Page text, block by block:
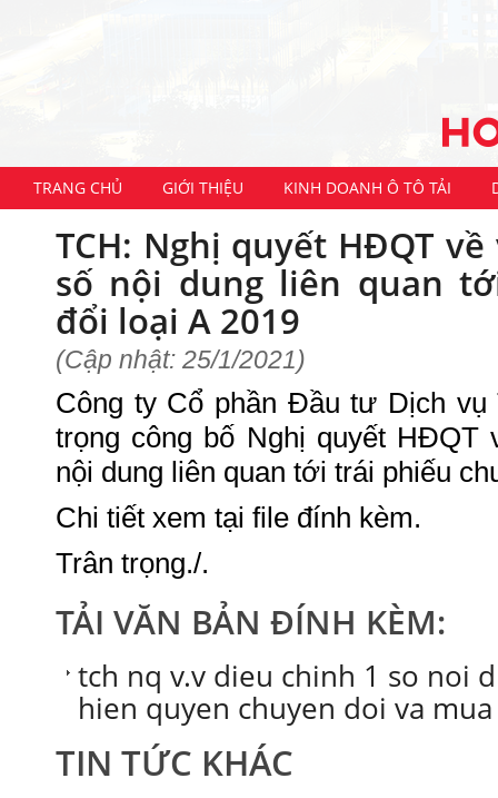
TRANG CHỦ GIỚI THIỆU KINH DOANH Ô TÔ TẢI
TCH: Nghị quyết HĐQT
số nội dung liên quan
đổi loại A 2019
(Cập nhật: 25/1/2021)
Công ty Cổ phần Đầu tư Dịch vụ
trọng công bố Nghị quyết HĐQT
nội dung liên quan tới trái phiếu
Chi tiết xem tại file đính kèm.
Trân trọng./.
TẢI VĂN BẢN ĐÍNH KÈM:
tch nq v.v dieu chinh 1 so noi
hien quyen chuyen doi va
TIN TỨC KHÁC